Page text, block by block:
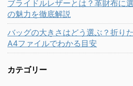
ブライドルレザーとは？革財布に
の魅力を徹底解説
バッグの大きさはどう選ぶ？折り
A4ファイルでわかる目安
カテゴリー